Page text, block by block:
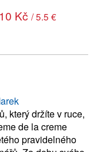
Kč / 5.5 €
který držíte v ruce,
de la creme
pravidelného